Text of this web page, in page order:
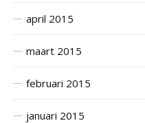
april 2015
maart 2015
februari 2015
januari 2015